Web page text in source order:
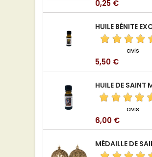
Prix
0,25 €
avis
Prix
5,50 €
avis
Prix
6,00 €